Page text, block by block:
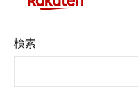
検索